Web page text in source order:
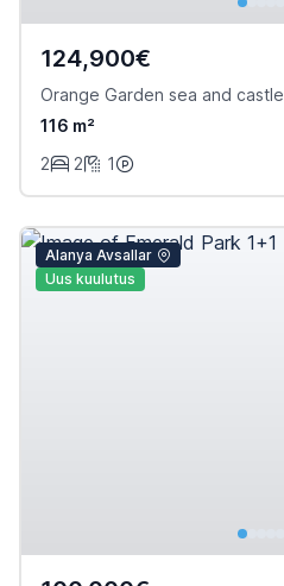
124,900€
Orange Garden sea and castle
116 m²
2
2 1
Alanya Avsallar
Uus kuulutus